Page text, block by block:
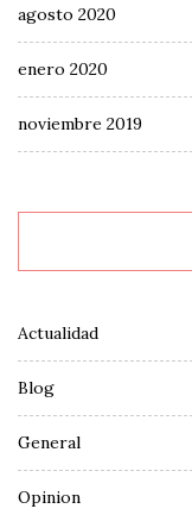
agosto 2020
enero 2020
noviembre 2019
Actualidad
Blog
General
Opinion